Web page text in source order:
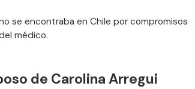
se encontraba en Chile por compromisos
médico.
de Carolina Arregui